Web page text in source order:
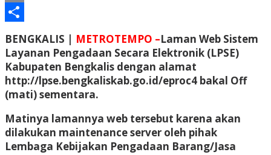
Email
BENGKALIS | METROTEMPO –Laman Web Sistem
Layanan Pengadaan Secara Elektronik (LPSE)
Kabupaten Bengkalis dengan alamat
http://lpse.bengkaliskab.go.id/eproc4 bakal Off
(mati) sementara.
Matinya lamannya web tersebut karena akan
dilakukan maintenance server oleh pihak
Lembaga Kebijakan Pengadaan Barang/Jasa